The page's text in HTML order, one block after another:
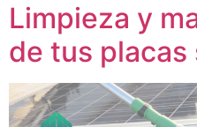
Limpieza y
de tus placas